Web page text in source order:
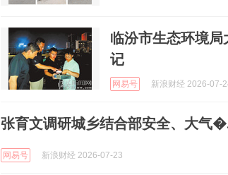
临汾市生态环境局
记
网易号 新浪财经 2026-07-
张育文调研城乡结合部安全、大气
网易号 新浪财经 2026-07-23